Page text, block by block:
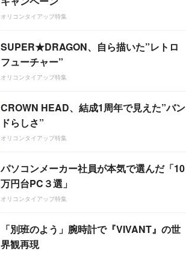
オリコンタイアップ特集
SUPER★DRAGON、自ら描いた”レトロ
フューチャー”
オリコンタイアップ特集
CROWN HEAD、結成1周年で見えた”バン
ドらしさ”
オリコンタイアップ特集
パソコンメーカー社員が本気で選んだ「10
万円台PC３選」
オリコンタイアップ特集
「別班のよう」腕時計で『VIVANT』の世
界観再現